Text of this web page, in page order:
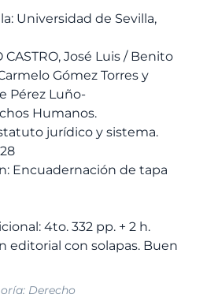
Universidad de Sevilla,
CASTRO, José Luis / Benito
Gómez Torres y
Pérez Luño-
Humanos.
jurídico y sistema.
Encuadernación de tapa
4to. 332 pp. + 2 h.
editorial con solapas. Buen
Derecho